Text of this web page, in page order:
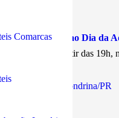
Comarcas
comemoração ao Dia da
de agosto, a partir das
| Jd. Caiçaras | Londrina/PR